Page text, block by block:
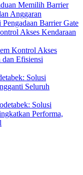
Memilih Barrier
Anggaran
Barrier Gate
Akses Kendaraan
Kontrol Akses
Efisiensi
Solusi
Seluruh
Solusi
Performa,